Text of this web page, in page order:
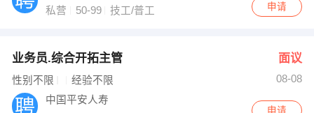
私营
50-99 技工/普工 申请
业务员.综合开拓主管 面议
性别不限 经验不限
08-08
中国平安人寿
申请